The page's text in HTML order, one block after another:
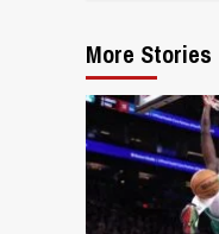
More Stories